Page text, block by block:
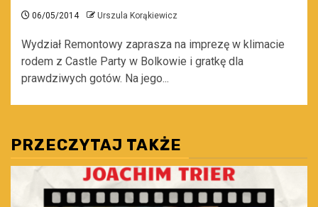
06/05/2014 Urszula Korąkiewicz
Wydział Remontowy zaprasza na imprezę w klimacie
rodem z Castle Party w Bolkowie i gratkę dla
prawdziwych gotów. Na jego...
PRZECZYTAJ TAKŻE